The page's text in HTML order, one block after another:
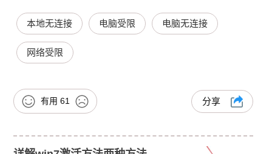
本地无连接 电脑受限 电脑无连接
网络受限
有用 61 分享